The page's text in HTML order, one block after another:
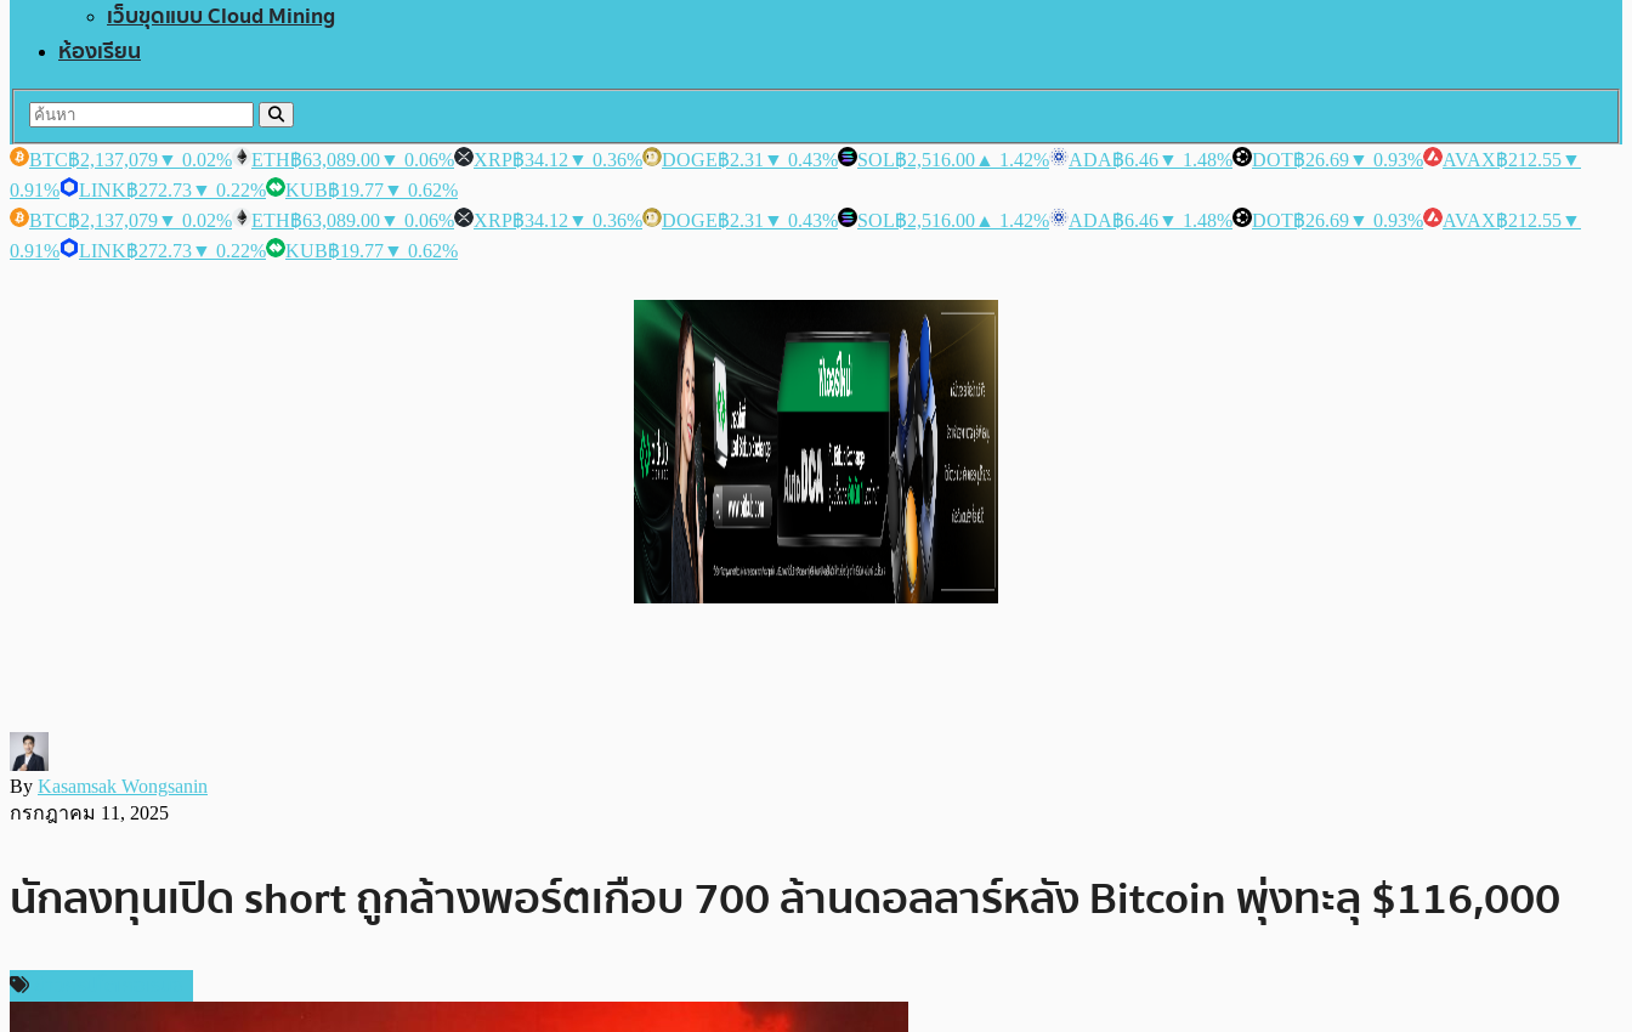
เว็บขุดแบบ Cloud Mining
ห้องเรียน
BTC฿2,137,079▼ 0.02% ETH฿63,089.00▼ 0.06% XRP฿34.12 ▼ 0.36% DOGE฿2.31 ▼ 0.43% SOL฿2,516.00 ▲ 1.42% ADA฿6.46▼ 1.48% DOT฿26.69▼ 0.93% AVAX฿212.55▼
0.91%
LINK฿272.73▼ 0.22% KUB฿19.77▼ 0.62%
BTC฿2,137,079▼ 0.02% ETH฿63,089.00▼ 0.06% XRP฿34.12 ▼ 0.36% DOGE฿2.31 ▼ 0.43% SOL฿2,516.00 ▲ 1.42% ADA฿6.46▼ 1.48% DOT฿26.69▼ 0.93% AVAX฿212.55▼
0.91%
LINK฿272.73▼ 0.22% KUB฿19.77▼ 0.62%
By Kasamsak Wongsanin
กรกฎาคม 11, 2025
นักลงทุนเปิด short ถูกล้างพอร์ตเกือบ 700 ล้านดอลลาร์หลัง Bitcoin พุ่งทะลุ $116,000